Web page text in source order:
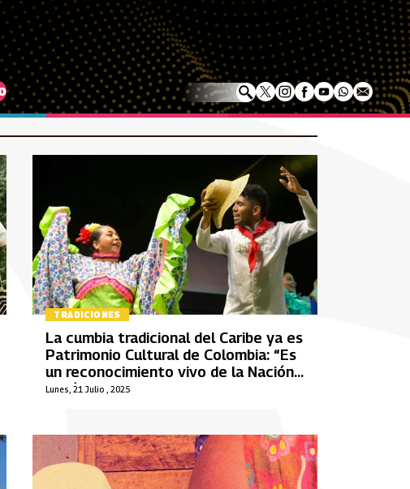
TRADICIONES
Lunes, 21 Julio , 2025
La cumbia tradicional del Caribe ya es
Patrimonio Cultural de Colombia: “Es
un reconocimiento vivo de la Nación
a más de 400 portadores”